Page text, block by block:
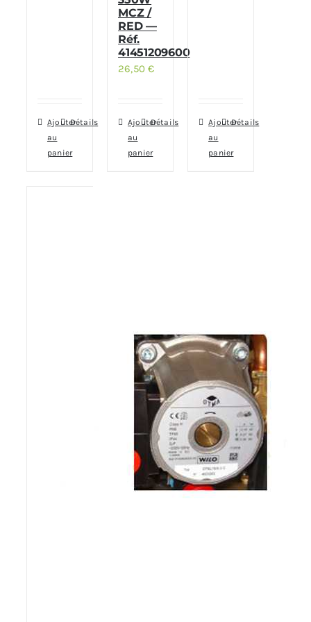
Ajouter
au
panier
Détails
MCZ /
RED —
Réf.
41451209600
26,50€
Ajouter
au
panier
Détails
Ajouter
au
panier
Détails